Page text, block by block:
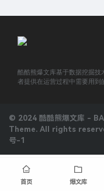
酷酷熊爆文库基于数据挖掘技
者提供在运营过程中需要用到
© 2024 酷酷熊爆文库 -
Theme. All rights
号-1
首页 爆文库